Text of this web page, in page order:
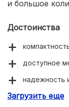
и большое
Достоинства
доступное
надежность
экономичный
Загрузить еще